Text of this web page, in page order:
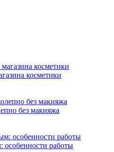
косметики
без макияжа
особенности работы